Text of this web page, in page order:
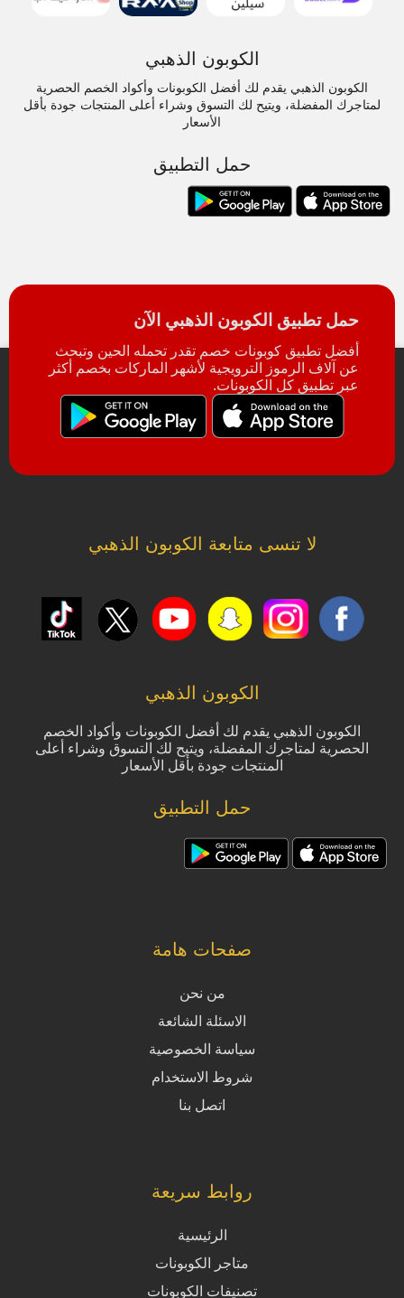
الكوبون الذهبي
الكوبون الذهبي يقدم لك أفضل الكوبونات وأكواد الخصم الحصرية
لمتاجرك المفضلة، ويتيح لك التسوق وشراء أعلى المنتجات جودة بأقل
الأسعار
حمل التطبيق
حمل تطبيق الكوبون الذهبي الآن
أفضل تطبيق كوبونات خصم تقدر تحمله الحين وتبحث
عن آلاف الرموز الترويجية لأشهر الماركات بخصم أكثر
عبر تطبيق كل الكوبونات.
لا تنسى متابعة الكوبون الذهبي
الكوبون الذهبي
الكوبون الذهبي يقدم لك أفضل الكوبونات وأكواد الخصم
الحصرية لمتاجرك المفضلة، ويتيح لك التسوق وشراء أعلى
المنتجات جودة بأقل الأسعار
حمل التطبيق
صفحات هامة
من نحن
الاسئلة الشائعة
سياسة الخصوصية
شروط الاستخدام
اتصل بنا
روابط سريعة
الرئيسية
متاجر الكوبونات
تصنيفات الكوبونات